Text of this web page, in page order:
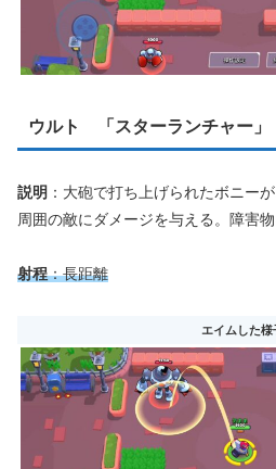
ウルト 「スターランチャー」
説明 ：大砲で打ち上げられたボニー
周囲の敵にダメージを与える。障害
射程：長距離
エイムした様